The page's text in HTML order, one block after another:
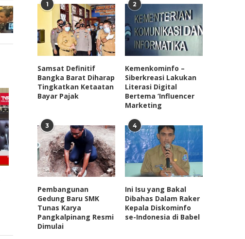
BUMDes Terbukti Buat Desa
Lebih Proaktif Mendirikan
Berbagai...
December 2, 2021
DPR Harap Penambahan
Haji RI Tak
May 8, 2023
1
Samsat Definitif
Bangka Barat Diharap
Tingkatkan Ketaatan
Bayar Pajak
2
Kemenkominfo –
Siberkreasi Lakukan
Literasi Digital
Bertema ‘Influencer
Marketing
3
Pembangunan
Gedung Baru SMK
Tunas Karya
Pangkalpinang Resmi
Dimulai
4
Ini Isu yang Bakal
Dibahas Dalam Raker
Kepala Diskominfo
se-Indonesia di Babel